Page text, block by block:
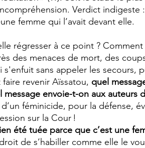
Verdict indigeste
femme qui l’avait devant elle.
régresser à ce point ?
des menaces de mort, des
s'enfuit sans appeler les secours,
revenir Aïssatou, quel
envoie-t-on aux auteurs
d’un féminicide, pour la défense,
sur la Cour !
été tuée parce que c’est une
de s’habiller comme elle le